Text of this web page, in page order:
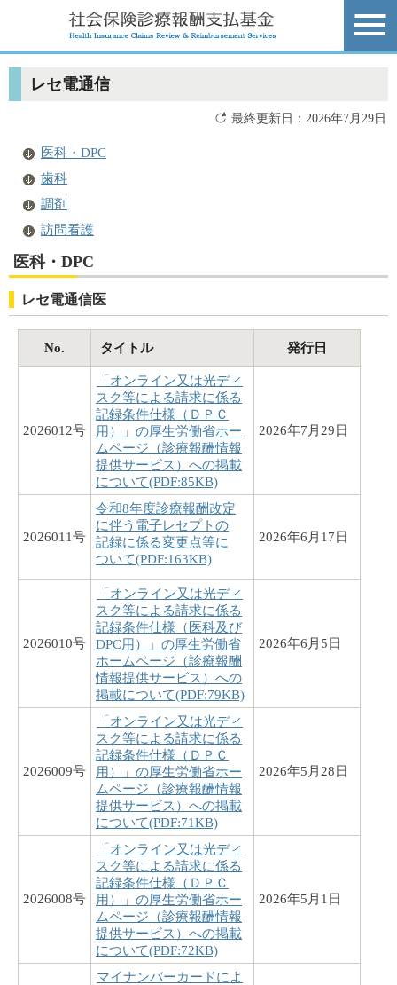
レセ電通信
最終更新日：2026年7月29日
医科・DPC
歯科
調剤
訪問看護
医科・DPC
レセ電通信医
No. タイトル 発行日
2026012号
「オンライン又は光ディ
スク等による請求に係る
記録条件仕様（ＤＰＣ
用）」の厚生労働省ホー
ムページ（診療報酬情報
提供サービス）への掲載
について(PDF:85KB)
2026年7月29日
2026011号
令和8年度診療報酬改定
に伴う電子レセプトの
記録に係る変更点等に
ついて(PDF:163KB)
2026年6月17日
2026010号
「オンライン又は光ディ
スク等による請求に係る
記録条件仕様（医科及び
DPC用）」の厚生労働省
ホームページ（診療報酬
情報提供サービス）への
掲載について(PDF:79KB)
2026年6月5日
2026009号
「オンライン又は光ディ
スク等による請求に係る
記録条件仕様（ＤＰＣ
用）」の厚生労働省ホー
ムページ（診療報酬情報
提供サービス）への掲載
について(PDF:71KB)
2026年5月28日
2026008号
「オンライン又は光ディ
スク等による請求に係る
記録条件仕様（ＤＰＣ
用）」の厚生労働省ホー
ムページ（診療報酬情報
提供サービス）への掲載
について(PDF:72KB)
2026年5月1日
マイナンバーカードによ